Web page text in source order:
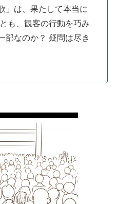
」は、果たして本当に
も、観客の行動を巧み
部なのか？ 疑問は尽き